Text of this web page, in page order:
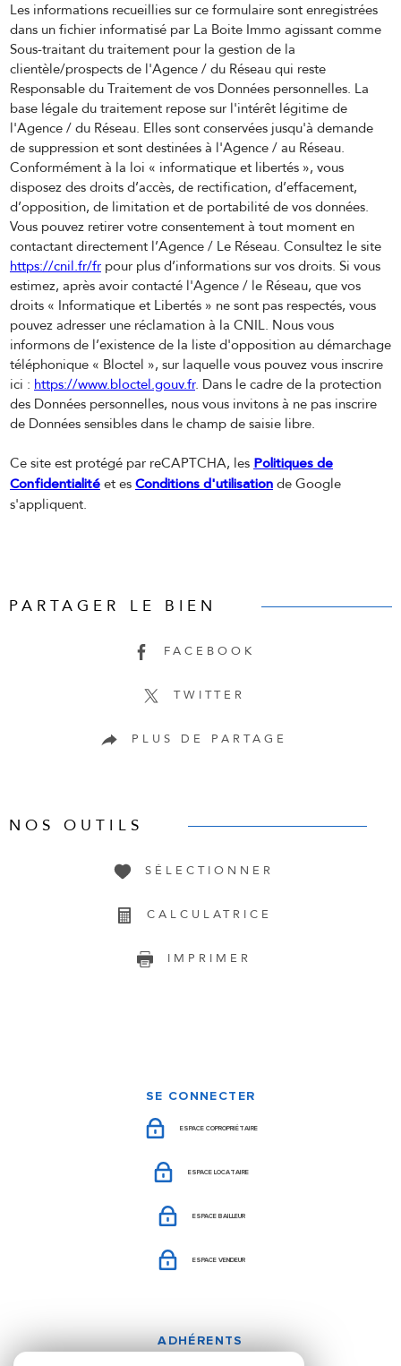
Les informations recueillies sur ce formulaire sont enregistrées
dans un fichier informatisé par La Boite Immo agissant comme
Sous-traitant du traitement pour la gestion de la
clientèle/prospects de l'Agence / du Réseau qui reste
Responsable du Traitement de vos Données personnelles. La
base légale du traitement repose sur l'intérêt légitime de
l'Agence / du Réseau. Elles sont conservées jusqu'à demande
de suppression et sont destinées à l'Agence / au Réseau.
Conformément à la loi « informatique et libertés », vous
disposez des droits d’accès, de rectification, d’effacement,
d’opposition, de limitation et de portabilité de vos données.
Vous pouvez retirer votre consentement à tout moment en
contactant directement l’Agence / Le Réseau. Consultez le site
https://cnil.fr/fr pour plus d’informations sur vos droits. Si vous
estimez, après avoir contacté l'Agence / le Réseau, que vos
droits « Informatique et Libertés » ne sont pas respectés, vous
pouvez adresser une réclamation à la CNIL. Nous vous
informons de l’existence de la liste d'opposition au démarchage
téléphonique « Bloctel », sur laquelle vous pouvez vous inscrire
ici : https://www.bloctel.gouv.fr. Dans le cadre de la protection
des Données personnelles, nous vous invitons à ne pas inscrire
de Données sensibles dans le champ de saisie libre.
Ce site est protégé par reCAPTCHA, les Politiques de
Confidentialité et es Conditions d'utilisation de Google
s'appliquent.
PARTAGER LE BIEN
FACEBOOK
TWITTER
PLUS DE PARTAGE
NOS OUTILS
SÉLECTIONNER
CALCULATRICE
IMPRIMER
SE CONNECTER
ESPACE COPROPRIÉTAIRE
ESPACE LOCATAIRE
ESPACE BAILLEUR
ESPACE VENDEUR
ADHÉRENTS